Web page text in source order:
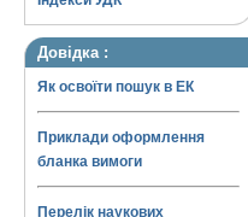
Довідка :
Як освоїти пошук в ЕК
Приклади оформлення
бланка вимоги
Перелік наукових